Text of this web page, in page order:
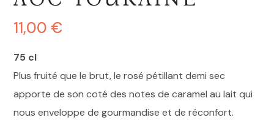
11,00 €
75 cl
Plus fruité que le brut, le rosé pétillant demi sec
apporte de son coté des notes de caramel au lait qui
nous enveloppe de gourmandise et de réconfort.